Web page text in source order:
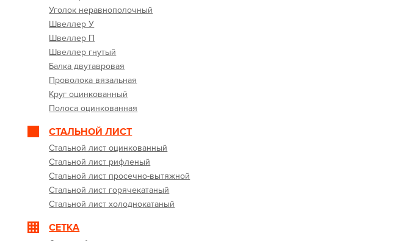
Уголок неравнополочный
Швеллер У
Швеллер П
Швеллер гнутый
Балка двутавровая
Проволока вязальная
Круг оцинкованный
Полоса оцинкованная
СТАЛЬНОЙ ЛИСТ
Стальной лист оцинкованный
Стальной лист рифленый
Стальной лист просечно-вытяжной
Стальной лист горячекатаный
Стальной лист холоднокатаный
СЕТКА